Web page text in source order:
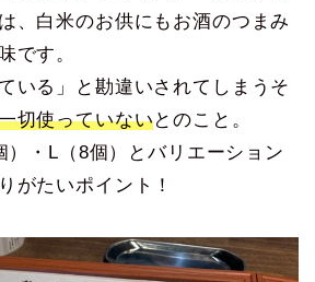
、白米のお供にもお酒のつまみ
です。
いる」と勘違いされてしまうそ
切使っていないとのこと。
）・L（8個）とバリエーション
がたいポイント！